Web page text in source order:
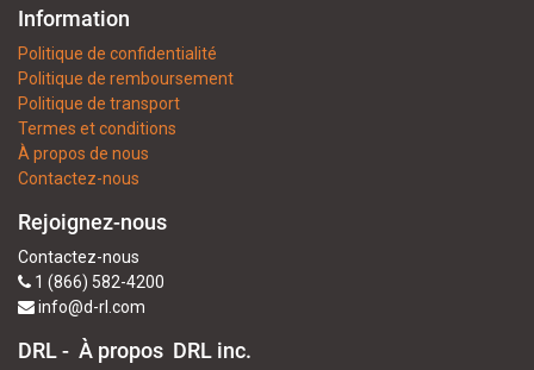
Information
Politique de confidentialité
Politique de remboursement
Politique de transport
Termes et conditions
À propos de nous
Contactez-nous
Rejoignez-nous
Contactez-nous
1 (866) 582-4200
info@d-rl.com
DRL - À propos DRL inc.